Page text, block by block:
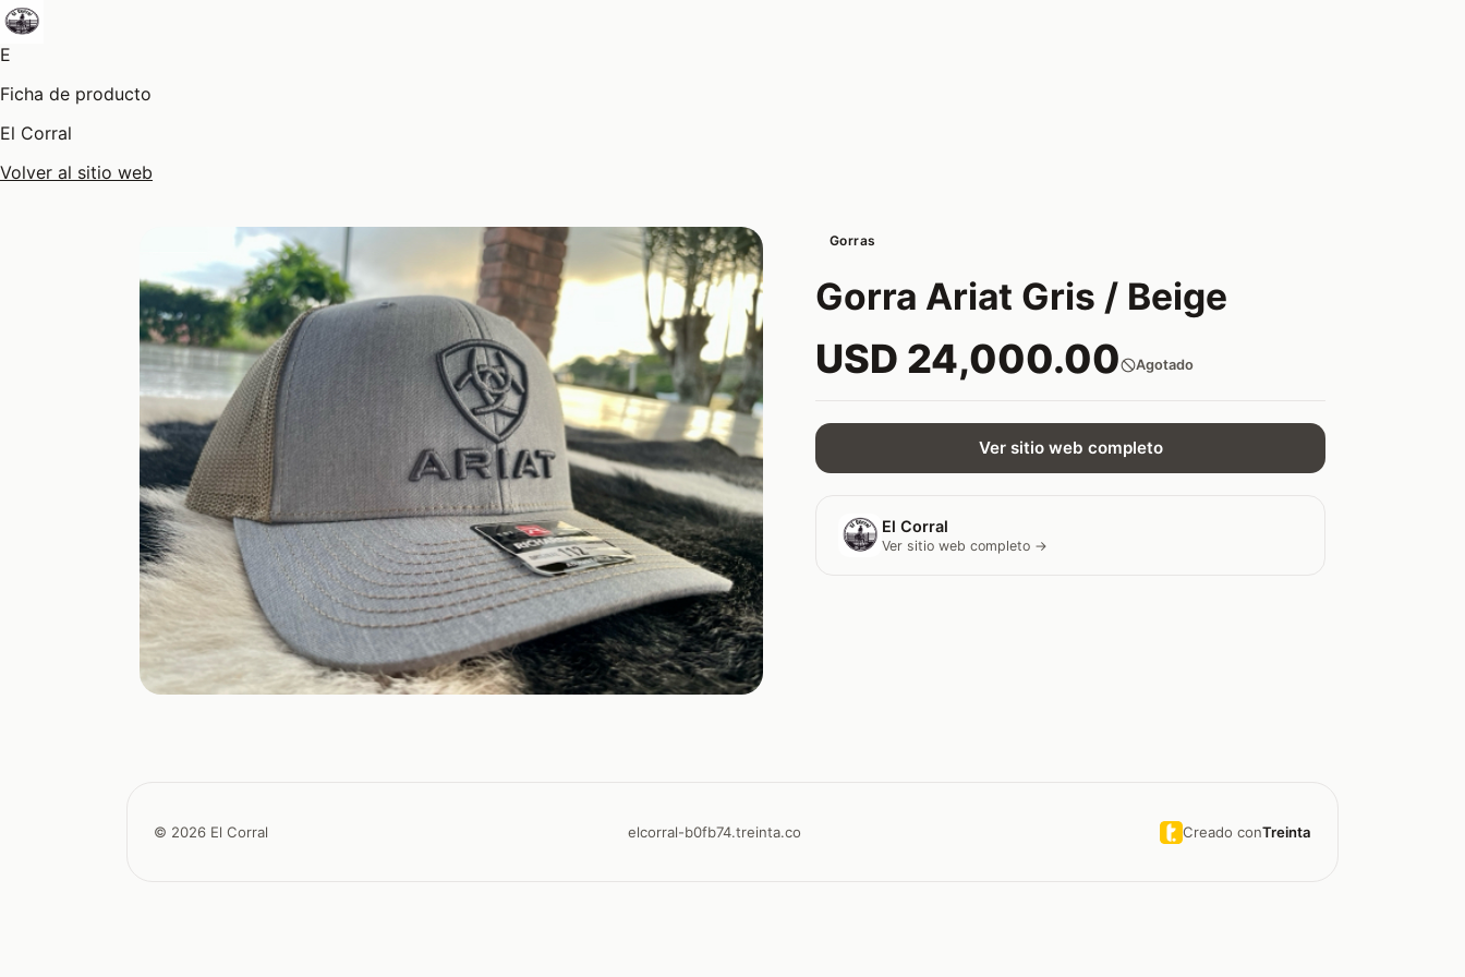
E
Ficha de producto
El Corral
Volver al sitio web
Gorras
Gorra Ariat Gris / Beige
USD 24,000.00 Agotado
Ver sitio web completo
El Corral
Ver sitio web completo →
© 2026 El Corral elcorral-b0fb74.treinta.co Creado conTreinta